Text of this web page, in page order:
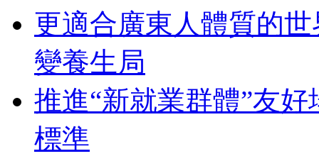
更適合廣東人體質的
變養生局
推進“新就業群體”友
標準